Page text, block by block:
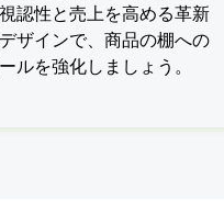
認性と売上を高める革新
ザインで、商品の棚への
ルを強化しましょう。